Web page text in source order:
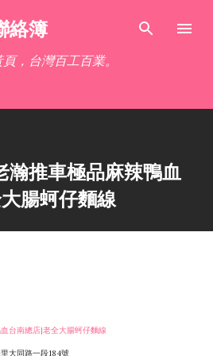
跳到主要內容
絡簿
，台灣百工百業。
瀚推車極品麻辣鴨血
腸蚵仔麵線
台南總店|老全大腸蚵仔麵線
大同路一段184號